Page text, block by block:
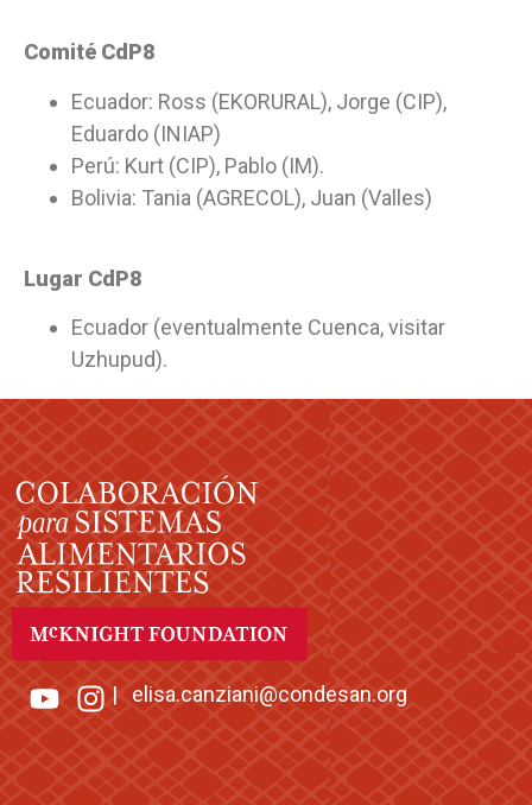
Comité CdP8
Ecuador: Ross (EKORURAL), Jorge (CIP),
Eduardo (INIAP)
Perú: Kurt (CIP), Pablo (IM).
Bolivia: Tania (AGRECOL), Juan (Valles)
Lugar CdP8
Ecuador (eventualmente Cuenca, visitar
Uzhupud).
|elisa.canziani@condesan.org